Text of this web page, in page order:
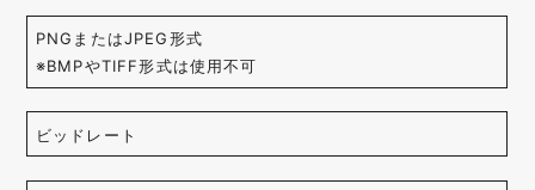
PNGまたはJPEG形式
※BMPやTIFF形式は使用不可
ビッドレート